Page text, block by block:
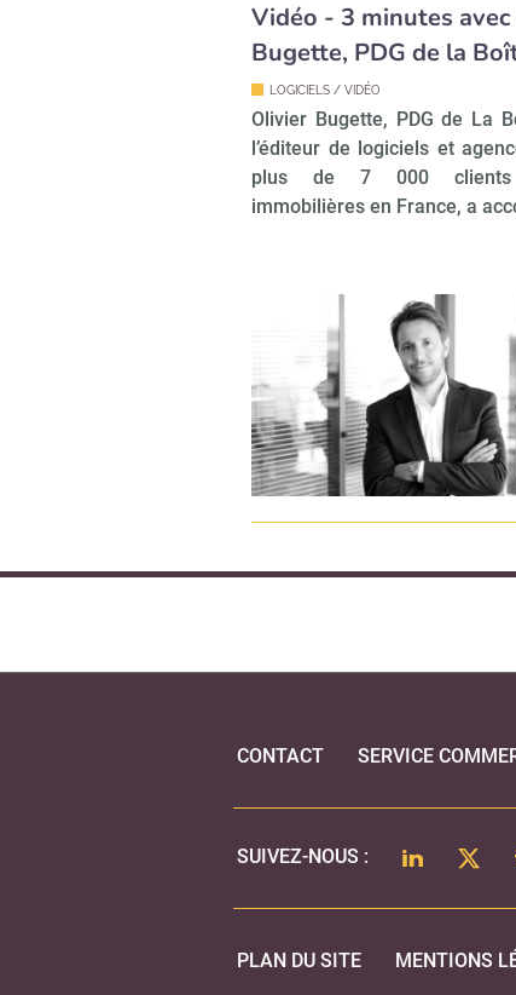
Vidéo - 3 minutes
Bugette, PDG de la
LOGICIELS / VIDÉO
Olivier Bugette, PDG de La
l’éditeur de logiciels et
plus de 7 000 clients
immobilières en France, a
CONTACT SERVICE
SUIVEZ-NOUS : LINKEDIN
PLAN DU SITE MENTIONS